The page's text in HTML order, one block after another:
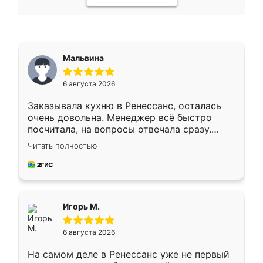
Мальвина
6 августа 2026
Заказывала кухню в Ренессанс, осталась
очень довольна. Менеджер всё быстро
посчитала, на вопросы отвечала сразу.
Замерщик приехал в субботу, подошёл к
делу со всей ответственностью. Собрали
за день, ребята работали аккуратно, даже
Читать полностью
Игорь М.
6 августа 2026
На самом деле в Ренессанс уже не первый